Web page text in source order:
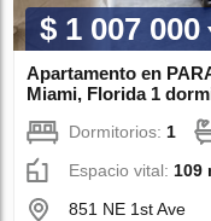
$ 1 007 000
Apartamento en
Miami, Florida 1
Dormitorios: 1
Espacio vital: 109
851 NE 1st Ave